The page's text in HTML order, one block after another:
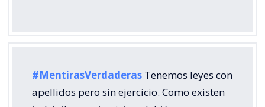
#MentirasVerdaderas Tenemos leyes con
apellidos pero sin ejercicio. Como existen